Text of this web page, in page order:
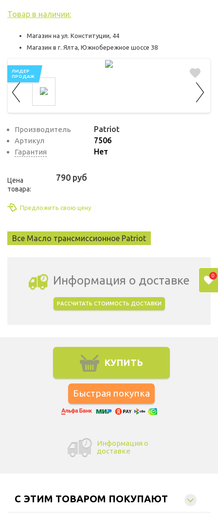
Товар в наличии:
Магазин на ул. Конституции, 44
Магазин в г. Ялта, Южнобережное шоссе 38
ЛИДЕР
ПРОДАЖ
Производитель Patriot
Артикул 7506
Гарантия Нет
Цена
товара:
790 руб
Предложить свою цену
Все Масло трансмиссионное Patriot
Информация о доставке
РАССЧИТАТЬ СТОИМОСТЬ ДОСТАВКИ
КУПИТЬ
Информация о
доставке
C ЭТИМ ТОВАРОМ ПОКУПАЮТ
0
пользователей на сайте. Эти файлы cookie
чтобы увеличить его производительность
и сделать функционал сайта максимально
удобным для пользователей.
Рекламные файлы cookie используются
для целей маркетинга и улучшения
помогают обеспечить максимально
высокую точность и ценность содержания
маркетинговых и рекламных материалов